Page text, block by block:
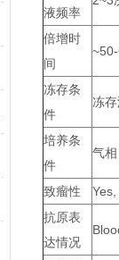
液频率
倍增时
间
冻存条
件
冻
培养条
件
气
致瘤性
抗原表
达情况